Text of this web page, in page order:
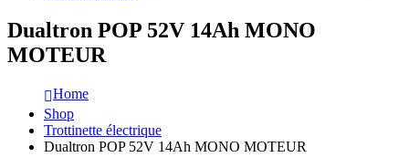
Dualtron POP 52V 14Ah MONO
MOTEUR
Home
Shop
Trottinette électrique
Dualtron POP 52V 14Ah MONO MOTEUR